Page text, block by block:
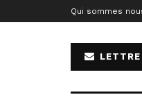
Qui sommes